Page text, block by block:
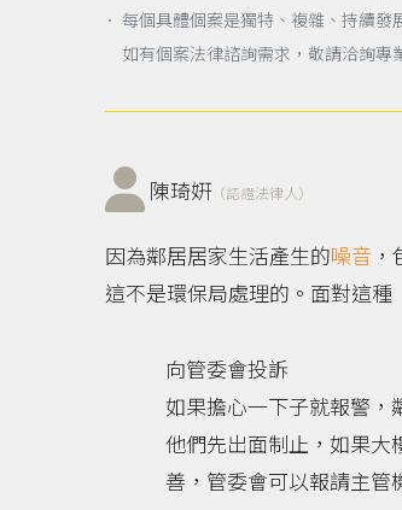
． 每個具體個案是獨特、複雜、持續
如有個案法律諮詢需求，敬請洽詢專
陳琦姸 （認證法律人）
因為鄰居居家生活產生的噪音
這不是環保局處理的。面對這種
向管委會投訴
如果擔心一下子就報警，
他們先出面制止，如果大
善，管委會可以報請主管